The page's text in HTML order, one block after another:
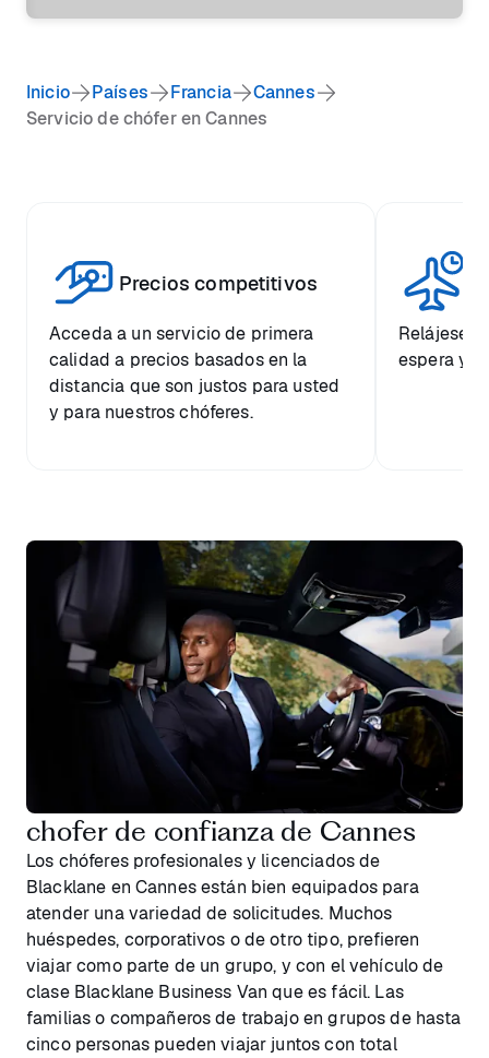
Inicio Países Francia
Cannes
Servicio de chófer en Cannes
Precios competitivos
Acceda a un servicio de primera
calidad a precios basados en la
distancia que son justos para usted
y para nuestros chóferes.
Relájese
espera y
chofer de confianza de Cannes
Los chóferes profesionales y licenciados de
Blacklane en Cannes están bien equipados para
atender una variedad de solicitudes. Muchos
huéspedes, corporativos o de otro tipo, prefieren
viajar como parte de un grupo, y con el vehículo de
clase Blacklane Business Van que es fácil. Las
familias o compañeros de trabajo en grupos de hasta
cinco personas pueden viajar juntos con total